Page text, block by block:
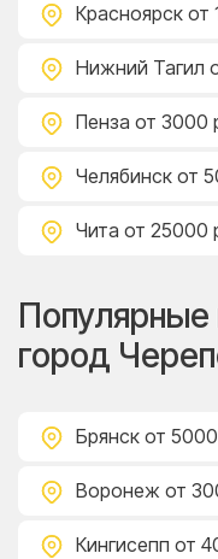
Красноярск от
Нижний Тагил
Пенза от 3000
Челябинск от
Чита от 25000
Популярные
город
Брянск от
Воронеж от
Кингисепп от